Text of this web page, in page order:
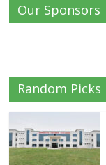
Our Sponsors
Random Picks